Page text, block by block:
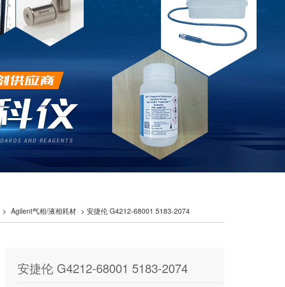
> Agilent气相/液相耗材 > 安捷伦 G4212-68001 5183-2074
安捷伦 G4212-68001 5183-2074